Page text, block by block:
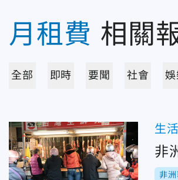
月租費 相關
全部 即時 要聞 社會 娛
生活
非
非洲